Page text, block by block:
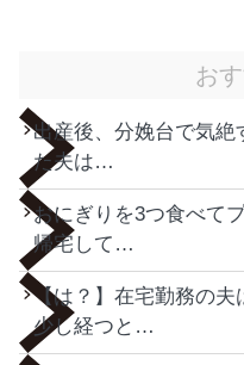
お
出産後、分娩台で気絶
た夫は…
おにぎりを3つ食べて
帰宅して…
【は？】在宅勤務の夫
少し経つと…